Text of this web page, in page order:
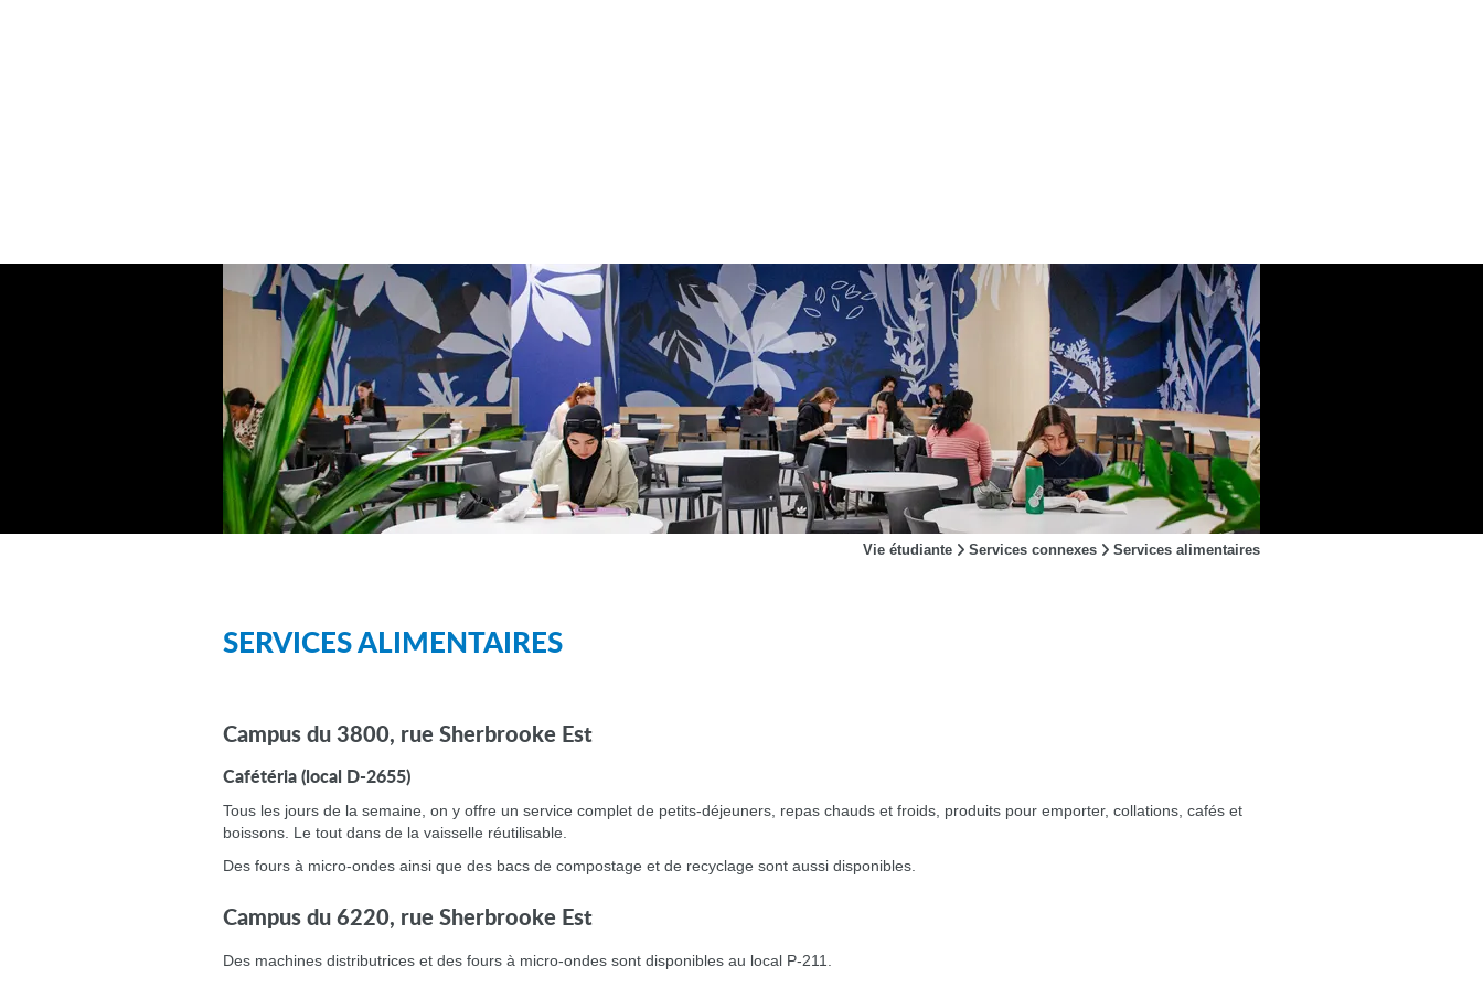
Vie étudiante Services connexes Services alimentaires
SERVICES ALIMENTAIRES
Campus du 3800, rue Sherbrooke Est
Cafétéria (local D-2655)
Tous les jours de la semaine, on y offre un service complet de petits-déjeuners, repas chauds et froids, produits pour emporter, collations, cafés et
boissons. Le tout dans de la vaisselle réutilisable.
Des fours à micro-ondes ainsi que des bacs de compostage et de recyclage sont aussi disponibles.
Campus du 6220, rue Sherbrooke Est
Des machines distributrices et des fours à micro-ondes sont disponibles au local P-211.